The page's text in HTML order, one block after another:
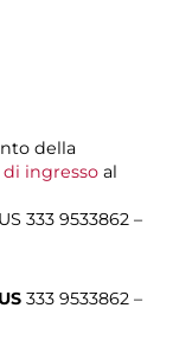
della
ingresso al
333 9533862 –
333 9533862 –